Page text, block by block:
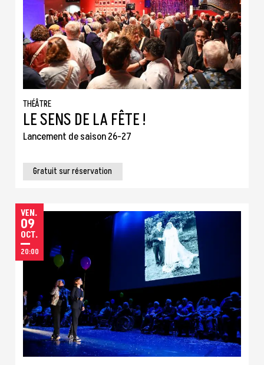
THÉÂTRE
LE SENS DE LA FÊTE !
Lancement de saison 26-27
Gratuit sur réservation
VENDREDI
VEN.
09
OCTOBRE
OCT.
20:00